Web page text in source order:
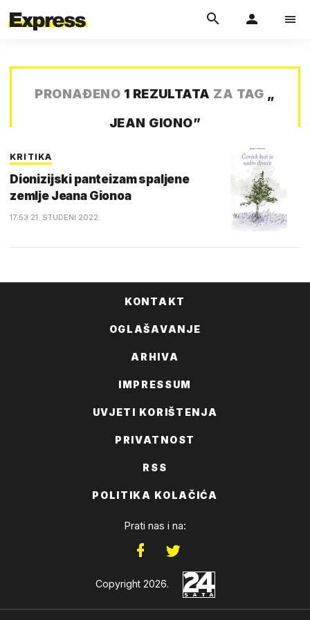
PRONAĐENO 1 REZULTATA ZA TAG „
JEAN GIONO”
KRITIKA
Dionizijski panteizam spaljene
zemlje Jeana Gionoa
17:53 21. STUDENI 2022.
KONTAKT
OGLAŠAVANJE
ARHIVA
IMPRESSUM
UVJETI KORIŠTENJA
PRIVATNOST
RSS
POLITIKA KOLAČIĆA
Prati nas i na:
Copyright 2026.